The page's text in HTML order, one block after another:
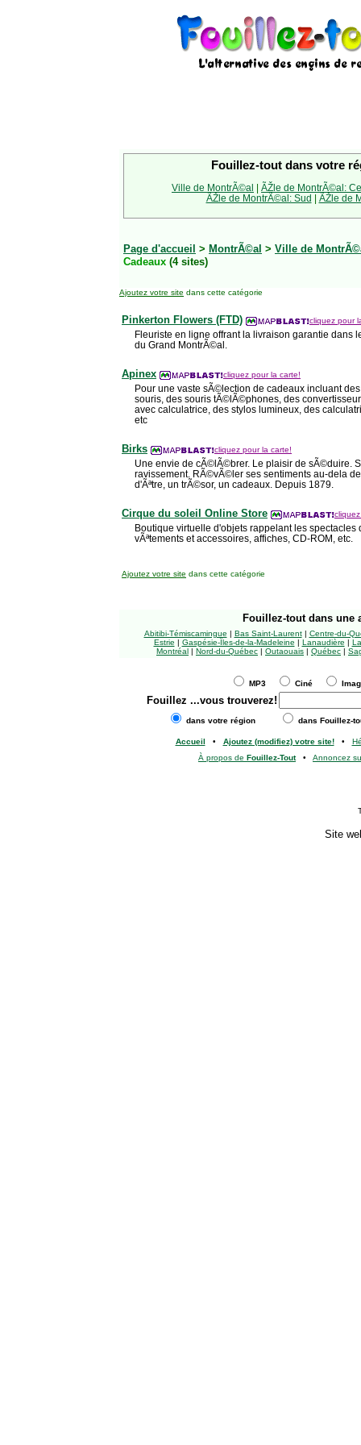
Fouillez-tout dans votre
Ville de MontrÃ©al | ÃŽle de MontrÃ©al:
ÃŽle de MontrÃ©al: Sud | ÃŽle de
Page d'accueil > MontrÃ©al > Ville de
Cadeaux (4 sites)
Ajoutez votre site dans cette catégorie
Pinkerton Flowers (FTD) cliquez pour
Fleuriste en ligne offrant la livraison garantie dans
du Grand MontrÃ©al.
Apinex cliquez pour la carte!
Pour une vaste sÃ©lection de cadeaux incluant
souris, des souris tÃ©lÃ©phones, des
avec calculatrice, des stylos lumineux, des
etc
Birks cliquez pour la carte!
Une envie de cÃ©lÃ©brer. Le plaisir de sÃ©duire.
ravissement. RÃ©vÃ©ler ses sentiments au-dela
d'Ãªtre, un trÃ©sor, un cadeaux. Depuis 1879.
Cirque du soleil Online Store
Boutique virtuelle d'objets rappelant les spectacles
vÃªtements et accessoires, affiches, CD-ROM, etc.
Ajoutez votre site dans cette catégorie
Fouillez-tout dans une
Abitibi-Témiscamingue | Bas Saint-Laurent| Centre-du-
Estrie | Gaspésie-Îles-de-la-Madeleine | Lanaudière |
Montréal | Nord-du-Québec | Outaouais | Québec |
MP3 Ciné
Fouillez ...vous trouverez!
dans votre région dans Fouillez-
Accueil • Ajoutez (modifiez) votre site!•
À propos de Fouillez-Tout• Annoncez
Site